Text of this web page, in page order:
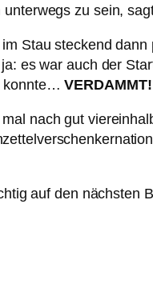
zu sein,
Stau steckend
es war auch der
konnte…VERDAMMT!
nach gut
auf den